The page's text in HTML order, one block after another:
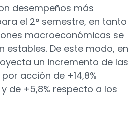
desempeños más
el 2° semestre, en tanto
macroeconómicas se
estables. De este modo, en
un incremento de las
acción de +14,8%
de +5,8% respecto a los